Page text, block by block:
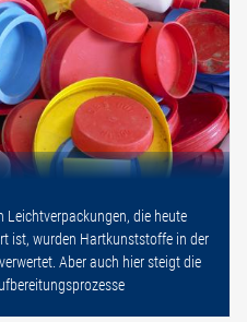
Leichtverpackungen, die heute
ist, wurden Hartkunststoffe in der
Aber auch hier steigt die